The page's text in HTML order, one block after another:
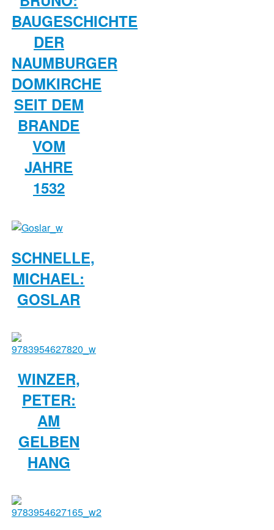
BAUGESCHICHTE
DER
NAUMBURGER
DOMKIRCHE
SEIT DEM
BRANDE
VOM
JAHRE
1532
SCHNELLE,
MICHAEL:
GOSLAR
WINZER,
PETER:
AM
GELBEN
HANG